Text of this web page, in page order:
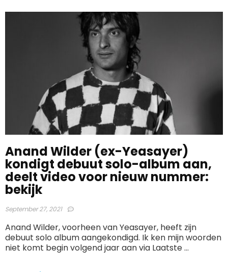
Anand Wilder (ex-Yeasayer)
kondigt debuut solo-album aan,
deelt video voor nieuw nummer:
bekijk
September 27, 2021
Anand Wilder, voorheen van Yeasayer, heeft zijn
debuut solo album aangekondigd. Ik ken mijn woorden
niet komt begin volgend jaar aan via Laatste ...